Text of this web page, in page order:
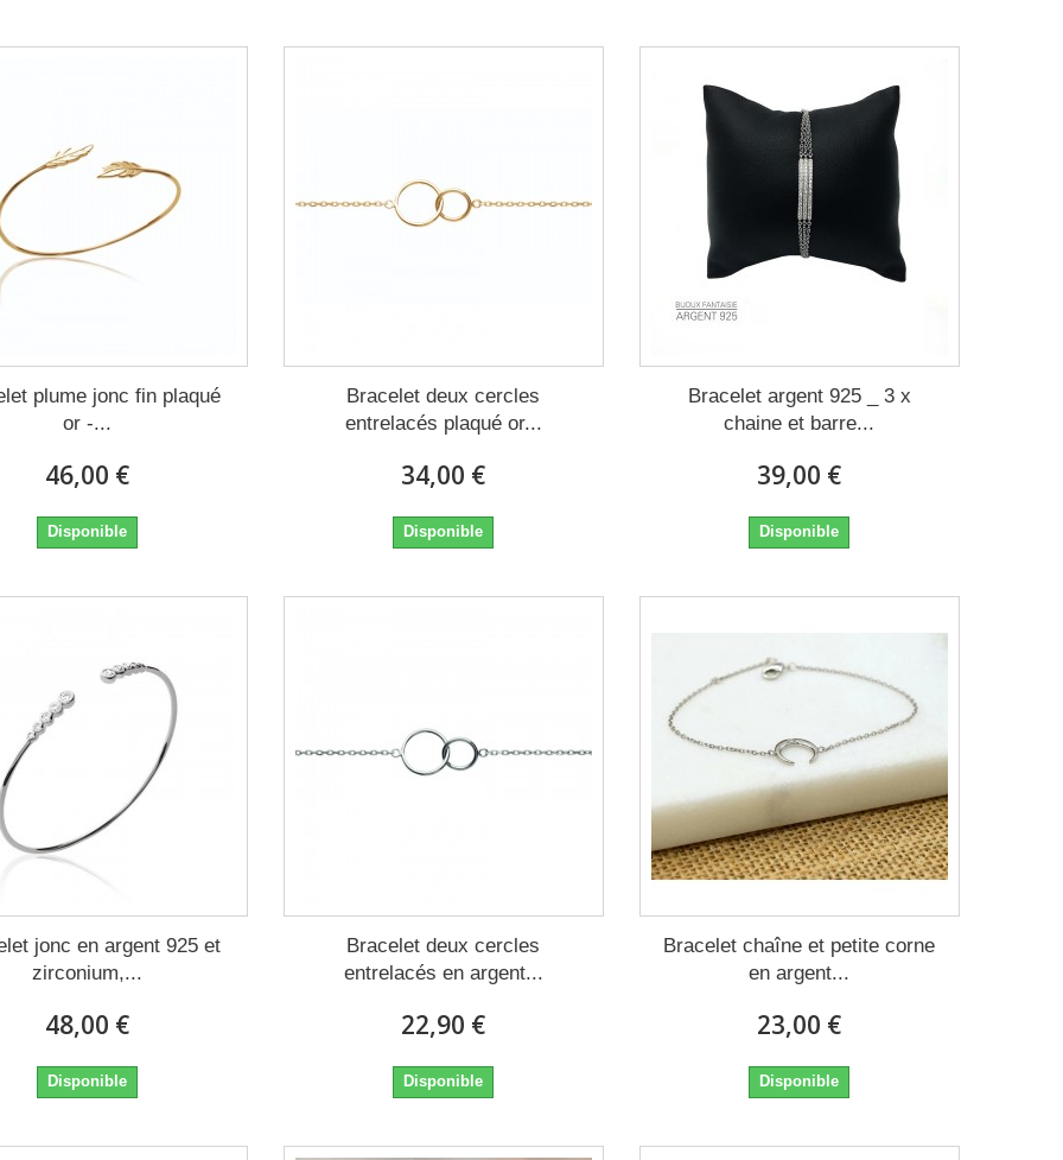
plume jonc fin plaqué
or -...
46,00 €
Disponible
Bracelet deux cercles
entrelacés plaqué or...
34,00 €
Disponible
Bracelet argent 925 _ 3 x
chaine et barre...
39,00 €
Disponible
jonc en argent 925 et
zirconium,...
48,00 €
Disponible
Bracelet deux cercles
entrelacés en argent...
22,90 €
Disponible
Bracelet chaîne et petite corne
en argent...
23,00 €
Disponible